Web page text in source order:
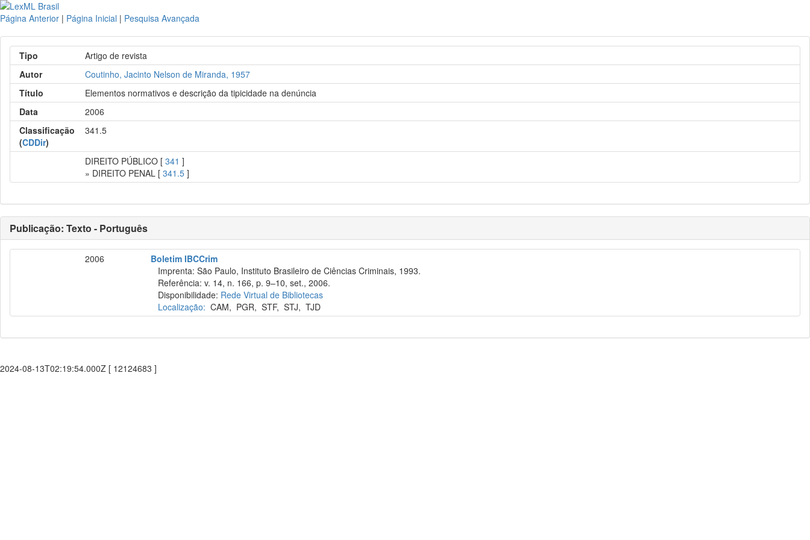
Página Anterior | Página Inicial | Pesquisa Avançada
Tipo
Artigo de revista
Autor
Coutinho, Jacinto Nelson de Miranda, 1957
Título
Elementos normativos e descrição da tipicidade na denúncia
Data
2006
Classificação
(CDDir)
341.5
DIREITO PÚBLICO [341 ]
» DIREITO PENAL [341.5 ]
Publicação: Texto - Português
2006
Boletim IBCCrim
Imprenta: São Paulo, Instituto Brasileiro de Ciências Criminais, 1993.
Referência: v. 14, n. 166, p. 9–10, set., 2006.
Disponibilidade: Rede Virtual de Bibliotecas
Localização: CAM, PGR,STF,STJ,TJD
2024-08-13T02:19:54.000Z [ 12124683 ]